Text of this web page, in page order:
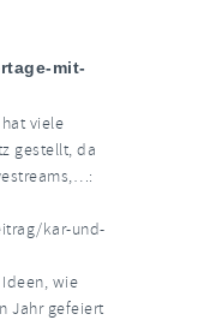
mit-
hat viele
gestellt, da
kar-und-
wie
Jahr gefeiert